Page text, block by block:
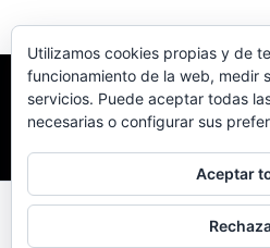
Política Cookies|
© 2023 |
Utilizamos cookies propias y de
funcionamiento de la web, medir
servicios. Puede aceptar todas
necesarias o configurar sus
Aceptar